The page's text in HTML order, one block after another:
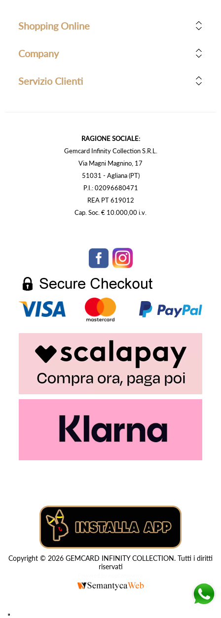
Shopping Online
Company
Servizio Clienti
RAGIONE SOCIALE:
Gemcard Infinity Collection S.R.L.
Via Magni Magnino, 17
51031 - Agliana (PT)
P.I.: 02096680471
REA PT 619012
Cap. Soc. € 10.000,00 i.v.
Copyright © 2026 GEMCARD INFINITY COLLECTION. Tutti i diritti
riservati